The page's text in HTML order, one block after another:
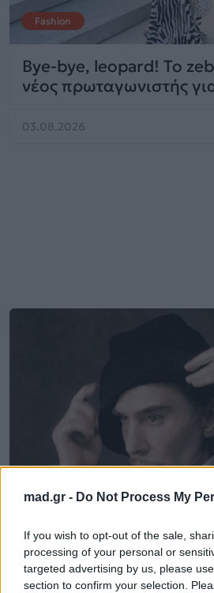
mad.gr - Do Not Process My
If you wish to opt-out of the sale,
processing of your personal or
targeted advertising by us, please
section to confirm your selection.
Fashion
Bye-bye, leopard! Το
νέος πρωταγωνιστής
03.08.2026
Fashion
Met Gala 2027: Ο John